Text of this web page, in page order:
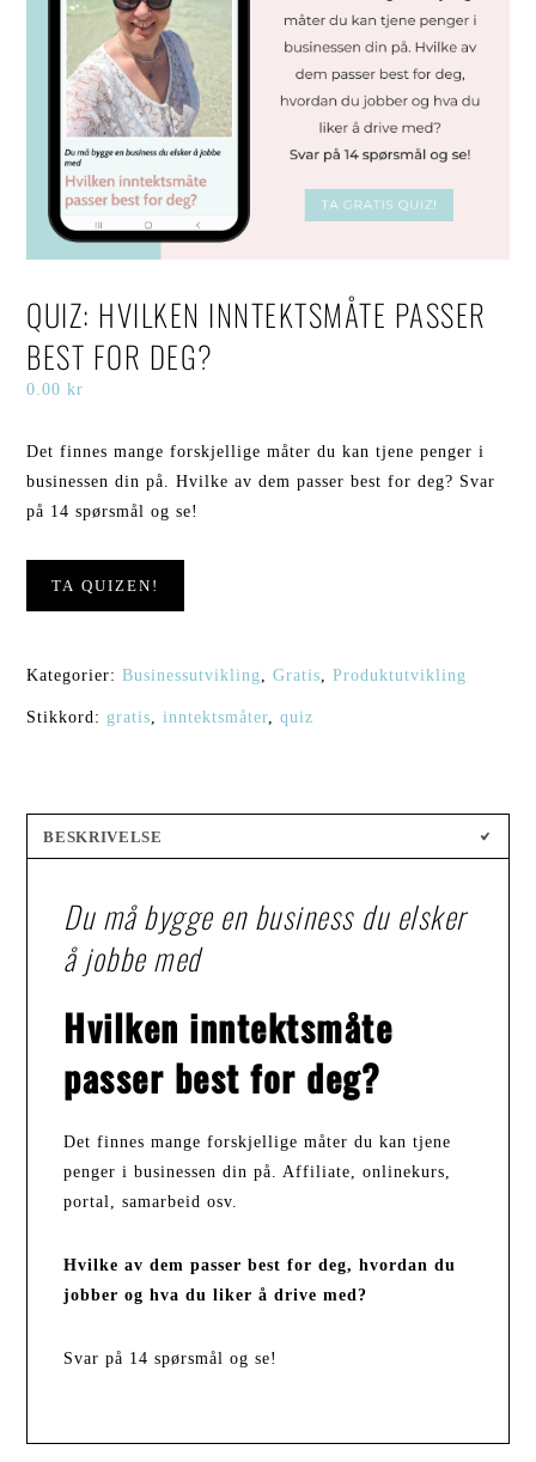
QUIZ: HVILKEN INNTEKTSMÅTE PASSER
BEST FOR DEG?
0.00kr
Det finnes mange forskjellige måter du kan tjene penger i
businessen din på. Hvilke av dem passer best for deg? Svar
på 14 spørsmål og se!
TA QUIZEN!
Kategorier:Businessutvikling,Gratis,Produktutvikling
Stikkord: gratis,inntektsmåter,quiz
BESKRIVELSE
Du må bygge en business du elsker
å jobbe med
Hvilken inntektsmåte
passer best for deg?
Det finnes mange forskjellige måter du kan tjene
penger i businessen din på. Affiliate, onlinekurs,
portal, samarbeid osv.
Hvilke av dem passer best for deg, hvordan du
jobber og hva du liker å drive med?
Svar på 14 spørsmål og se!